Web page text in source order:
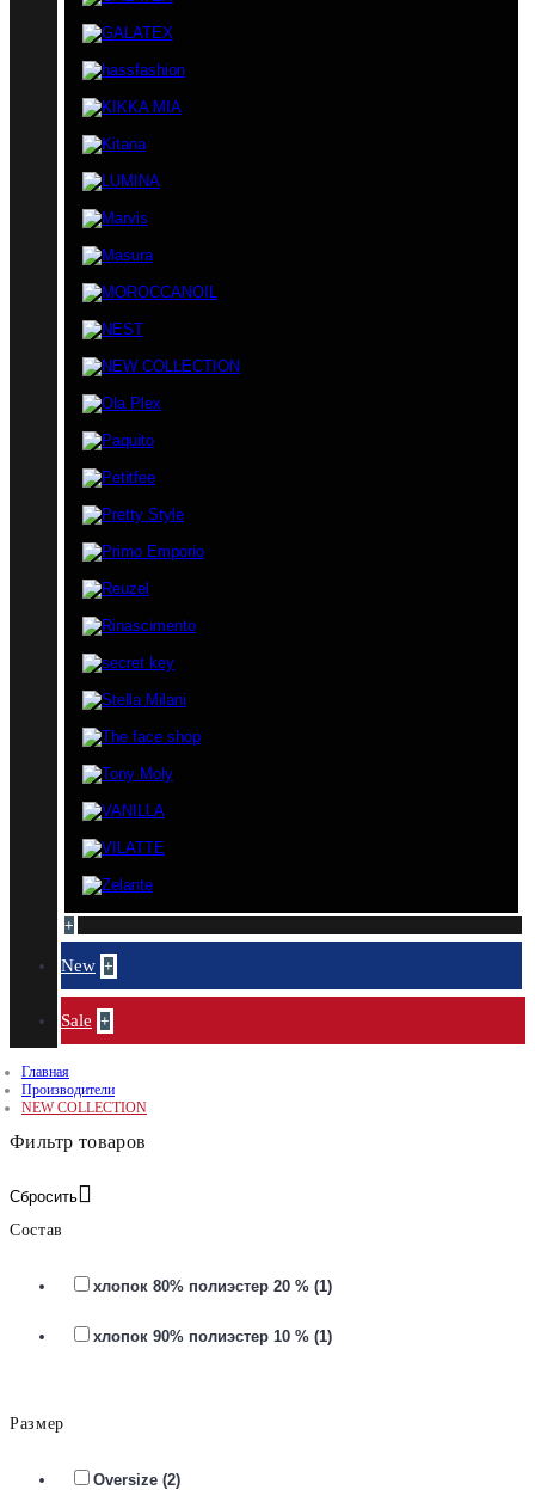
+
New +
Sale +
Главная
Производители
NEW COLLECTION
Фильтр товаров
Сбросить
Состав
хлопок 80% полиэстер 20 % (1)
хлопок 90% полиэстер 10 % (1)
Размер
Oversize (2)